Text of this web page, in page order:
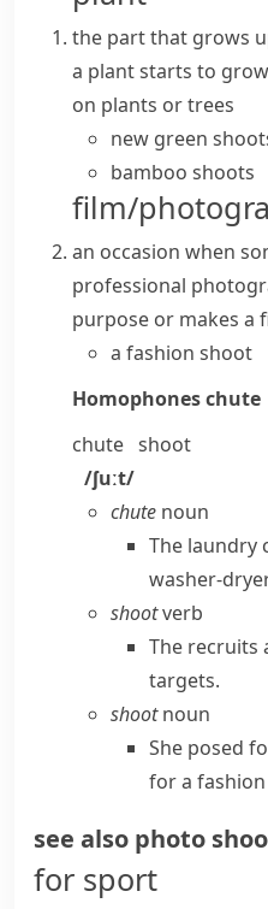
the part that grows
a plant starts to
on plants or trees
new green
bamboo shoots
film/
an occasion when
professional
purpose or makes a
a fashion shoot
Homophoneschute
chute shoot
/ʃuːt/
chute noun
The laundry
washer-
shootverb
The recruits
targets.
shootnoun
She posed
for a
see also photo
for sport